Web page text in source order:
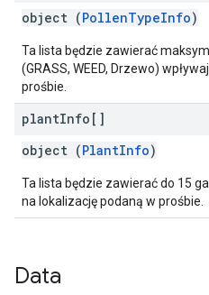
object (PollenTypeInfo)
Ta lista będzie zawierać
(GRASS, WEED, Drzewo)
prośbie.
plantInfo[]
object (PlantInfo)
Ta lista będzie zawierać do 15
na lokalizację podaną w prośbie.
Data